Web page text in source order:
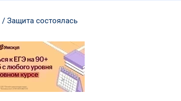
Защита состоялась